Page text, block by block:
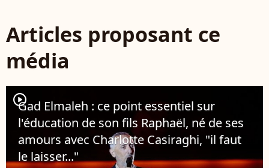
Articles proposant ce
média
player2
Gad Elmaleh : ce point essentiel sur
l'éducation de son fils Raphaël, né de ses
amours avec Charlotte Casiraghi, "il faut
le laisser..."